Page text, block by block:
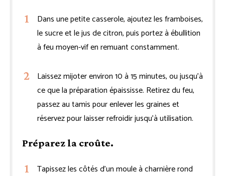
Dans une petite casserole, ajoutez les framboises,
le sucre et le jus de citron, puis portez à ébullition
à feu moyen-vif en remuant constamment.
Laissez mijoter environ 10 à 15 minutes, ou jusqu’à
ce que la préparation épaississe. Retirez du feu,
passez au tamis pour enlever les graines et
réservez pour laisser refroidir jusqu’à utilisation.
Préparez la croûte.
Tapissez les côtés d’un moule à charnière rond